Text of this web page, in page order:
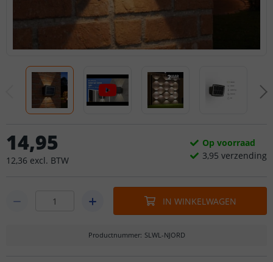
14,95
12,36 excl. BTW
Op voorraad
3,95 verzending
IN WINKELWAGEN
Productnummer: SLWL-NJORD